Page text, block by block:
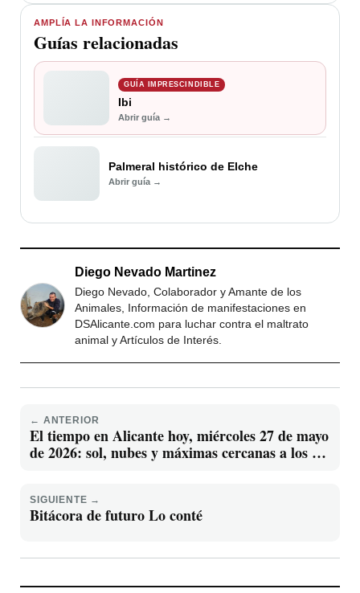
AMPLÍA LA INFORMACIÓN
Guías relacionadas
GUÍA IMPRESCINDIBLE
Ibi
Abrir guía →
Palmeral histórico de Elche
Abrir guía →
Diego Nevado Martinez
Diego Nevado, Colaborador y Amante de los
Animales, Información de manifestaciones en
DSAlicante.com para luchar contra el maltrato
animal y Artículos de Interés.
← ANTERIOR
El tiempo en Alicante hoy, miércoles 27 de mayo
de 2026: sol, nubes y máximas cercanas a los 28
SIGUIENTE →
Bitácora de futuro Lo conté